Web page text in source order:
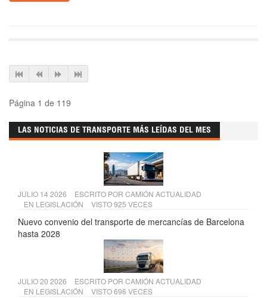
Página 1 de 119
LAS NOTICIAS DE TRANSPORTE MÁS LEÍDAS DEL MES
JULIO 14 2026 ESCRITO POR CAMIÓN ACTUALIDAD
EN LEGISLACIÓN VISTO 925 VECES
Nuevo convenio del transporte de mercancías de Barcelona
hasta 2028
JULIO 20 2026 ESCRITO POR CAMIÓN ACTUALIDAD
EN LEGISLACIÓN VISTO 696 VECES